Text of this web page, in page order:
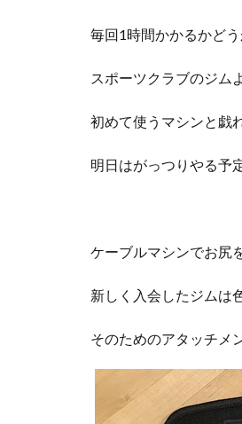
毎回1時間かかるかど
スポーツクラブのジム
初めて使うマシンと戯
明日はがっつりやる予
ケーブルマシンでお尻
新しく入会したジムは
そのためのアタッチメ